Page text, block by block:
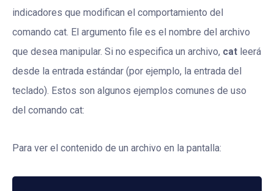
indicadores que modifican el comportamiento del
comando cat. El argumento file es el nombre del archivo
que desea manipular. Si no especifica un archivo, cat leerá
desde la entrada estándar (por ejemplo, la entrada del
teclado). Estos son algunos ejemplos comunes de uso
del comando cat:
Para ver el contenido de un archivo en la pantalla: